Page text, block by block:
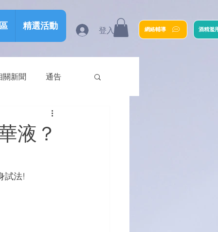
精選活動 登入 網絡輔導 酒精濫
關新聞 通告
液？
試法!